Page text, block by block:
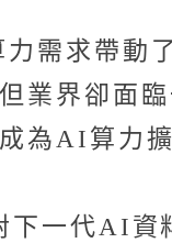
需求帶動
業界卻面
為AI算力
下一代AI資